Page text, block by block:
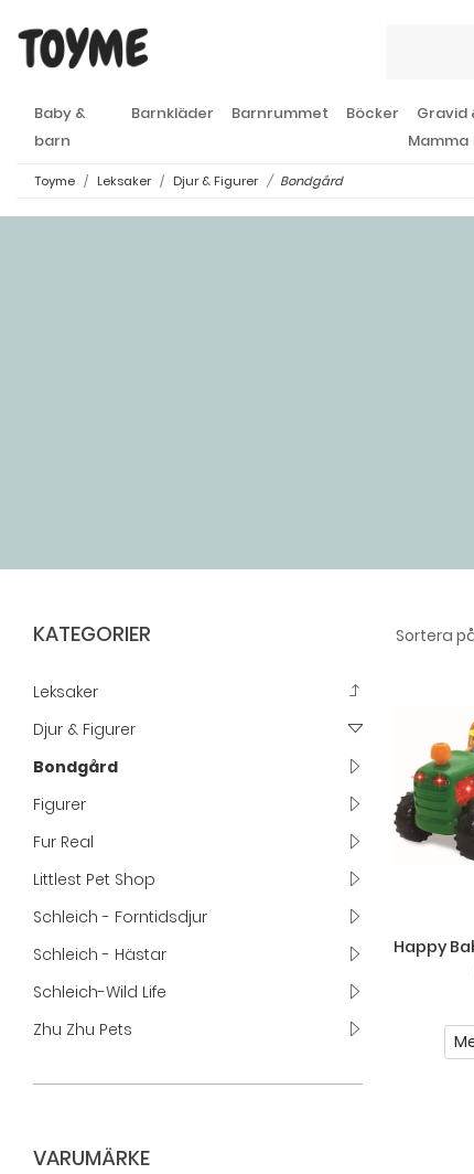
Baby &
barn
Barnkläder Barnrummet Böcker
Gravid
Mamma
Toyme Leksaker Djur & Figurer Bondgård
KATEGORIER
Leksaker
Djur & Figurer
Bondgård
Figurer
Fur Real
Littlest Pet Shop
Schleich - Forntidsdjur
Schleich - Hästar
Schleich-Wild Life
Zhu Zhu Pets
VARUMÄRKE
Happy